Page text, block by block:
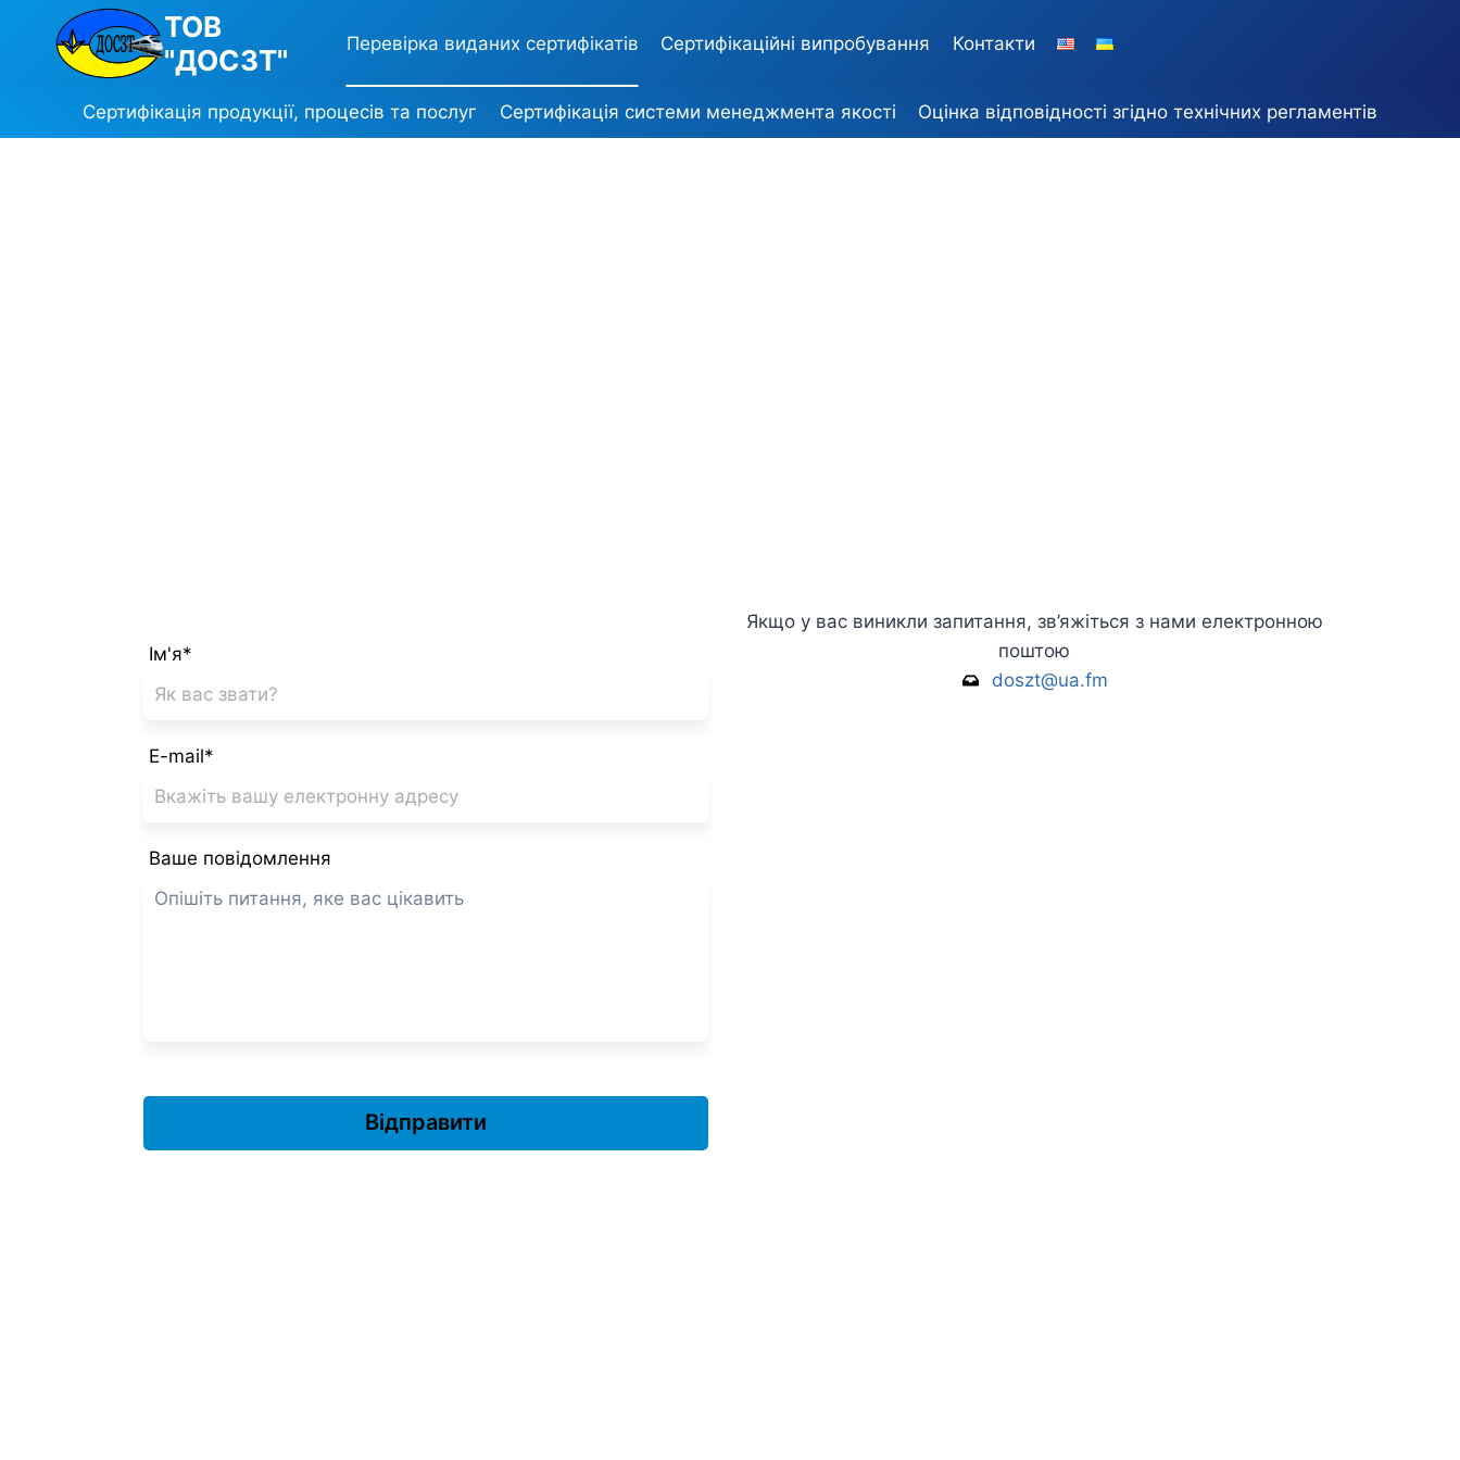
ТОВ
"ДОСЗТ"
Перевірка виданих сертифікатів Сертифікаційні випробування Контакти
Сертифікація продукції, процесів та послуг Сертифікація системи менеджмента якості Оцінка відповідності згідно технічних регламентів
Ім'я*
E-mail*
Ваше повідомлення
Якщо у вас виникли запитання, зв’яжіться з нами електронною
поштою
doszt@ua.fm